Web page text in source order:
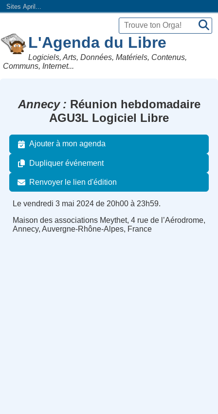
Sites April...
L'Agenda du Libre
Logiciels, Arts, Données, Matériels, Contenus,
Communs, Internet...
Annecy
Réunion hebdomadaire
AGU3L Logiciel Libre
Ajouter à mon agenda
Dupliquer événement
Renvoyer le lien d'édition
Le vendredi 3 mai 2024 de 20h00 à 23h59.
Maison des associations Meythet, 4 rue de l’Aérodrome,
Annecy, Auvergne-Rhône-Alpes, France